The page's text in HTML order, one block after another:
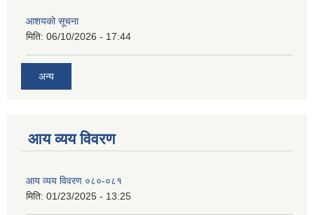
आशयको सूचना
मिति: 06/10/2026 - 17:44
अन्य
आय व्यय विवरण
आय व्यय विवरण ०८०-०८१
मिति: 01/23/2025 - 13:25